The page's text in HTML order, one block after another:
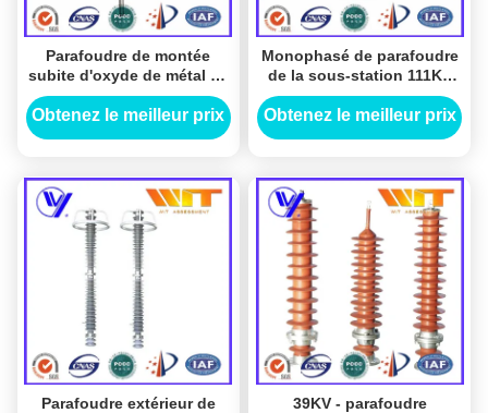
Parafoudre de montée
subite d'oxyde de métal de
logement de polymère de
33KV 5KA pour la sous-
Obtenez le meilleur prix
Monophasé de parafoudre
de la sous-station 111KV
avec le chapeau de cuivre
Obtenez le meilleur prix
Parafoudre extérieur de
39KV - parafoudre